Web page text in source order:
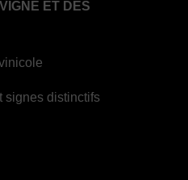
ET DES
signes distinctifs